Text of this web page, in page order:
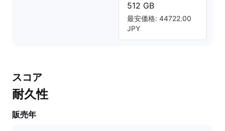
512 GB
最安価格: 44722.00
JPY
スコア
耐久性
販売年